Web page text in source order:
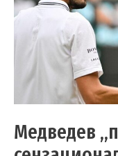
Медведев